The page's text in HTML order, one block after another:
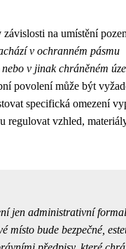
na umístění
v ochranném pásmu
v jinak chráněném
povolení může být
specifická omezení
regulovat vzhled,
jen administrativní
místo bude bezpečné,